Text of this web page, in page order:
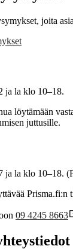
joita
ja la klo 10–18.
löytämään
juttusille.
ja la klo 10–18.
Prisma.fi:n
09 4245 8663